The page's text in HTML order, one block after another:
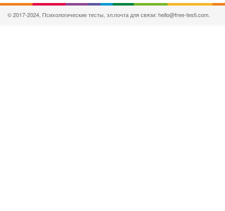
© 2017-2024, Психологические тесты, эл.почта для связи: hello@free-testi.com.